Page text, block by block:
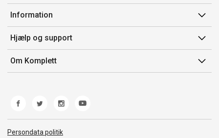
Min side
Ordrehistorik
Gavekort
Information
Salgsbetingelser
Mærker/producent
Fortrydelsesret
Hjælp og support
Kontakt os
Kundeservice
Fejl/Mangler
Fragt og levering
Om Komplett
Persondata politik